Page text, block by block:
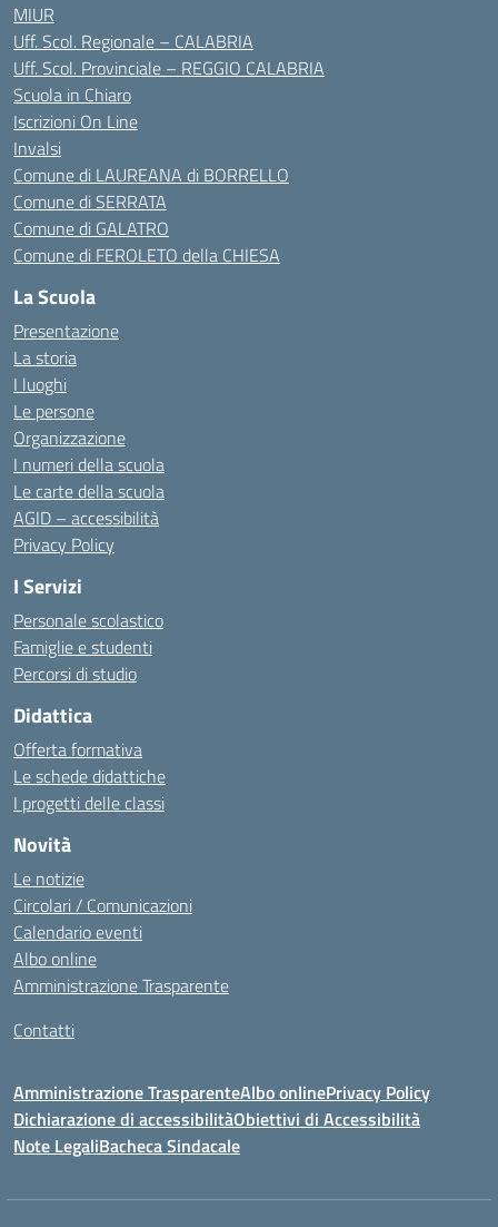
MIUR
Uff. Scol. Regionale – CALABRIA
Uff. Scol. Provinciale – REGGIO CALABRIA
Scuola in Chiaro
Iscrizioni On Line
Invalsi
Comune di LAUREANA di BORRELLO
Comune di SERRATA
Comune di GALATRO
Comune di FEROLETO della CHIESA
La Scuola
Presentazione
La storia
I luoghi
Le persone
Organizzazione
I numeri della scuola
Le carte della scuola
AGID – accessibilità
Privacy Policy
I Servizi
Personale scolastico
Famiglie e studenti
Percorsi di studio
Didattica
Offerta formativa
Le schede didattiche
I progetti delle classi
Novità
Le notizie
Circolari / Comunicazioni
Calendario eventi
Albo online
Amministrazione Trasparente
Contatti
Amministrazione TrasparenteAlbo onlinePrivacy Policy
Dichiarazione di accessibilitàObiettivi di Accessibilità
Note LegaliBacheca Sindacale